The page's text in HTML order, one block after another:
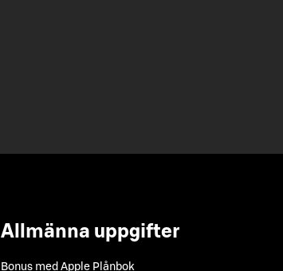
Allmänna uppgifter
Bonus med Apple Plånbok